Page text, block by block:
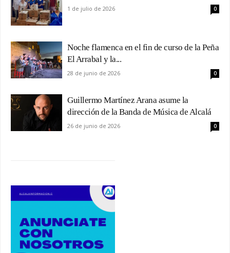
1 de julio de 2026 0
Noche flamenca en el fin de curso de la Peña
El Arrabal y la...
28 de junio de 2026 0
Guillermo Martínez Arana asume la
dirección de la Banda de Música de Alcalá
26 de junio de 2026 0